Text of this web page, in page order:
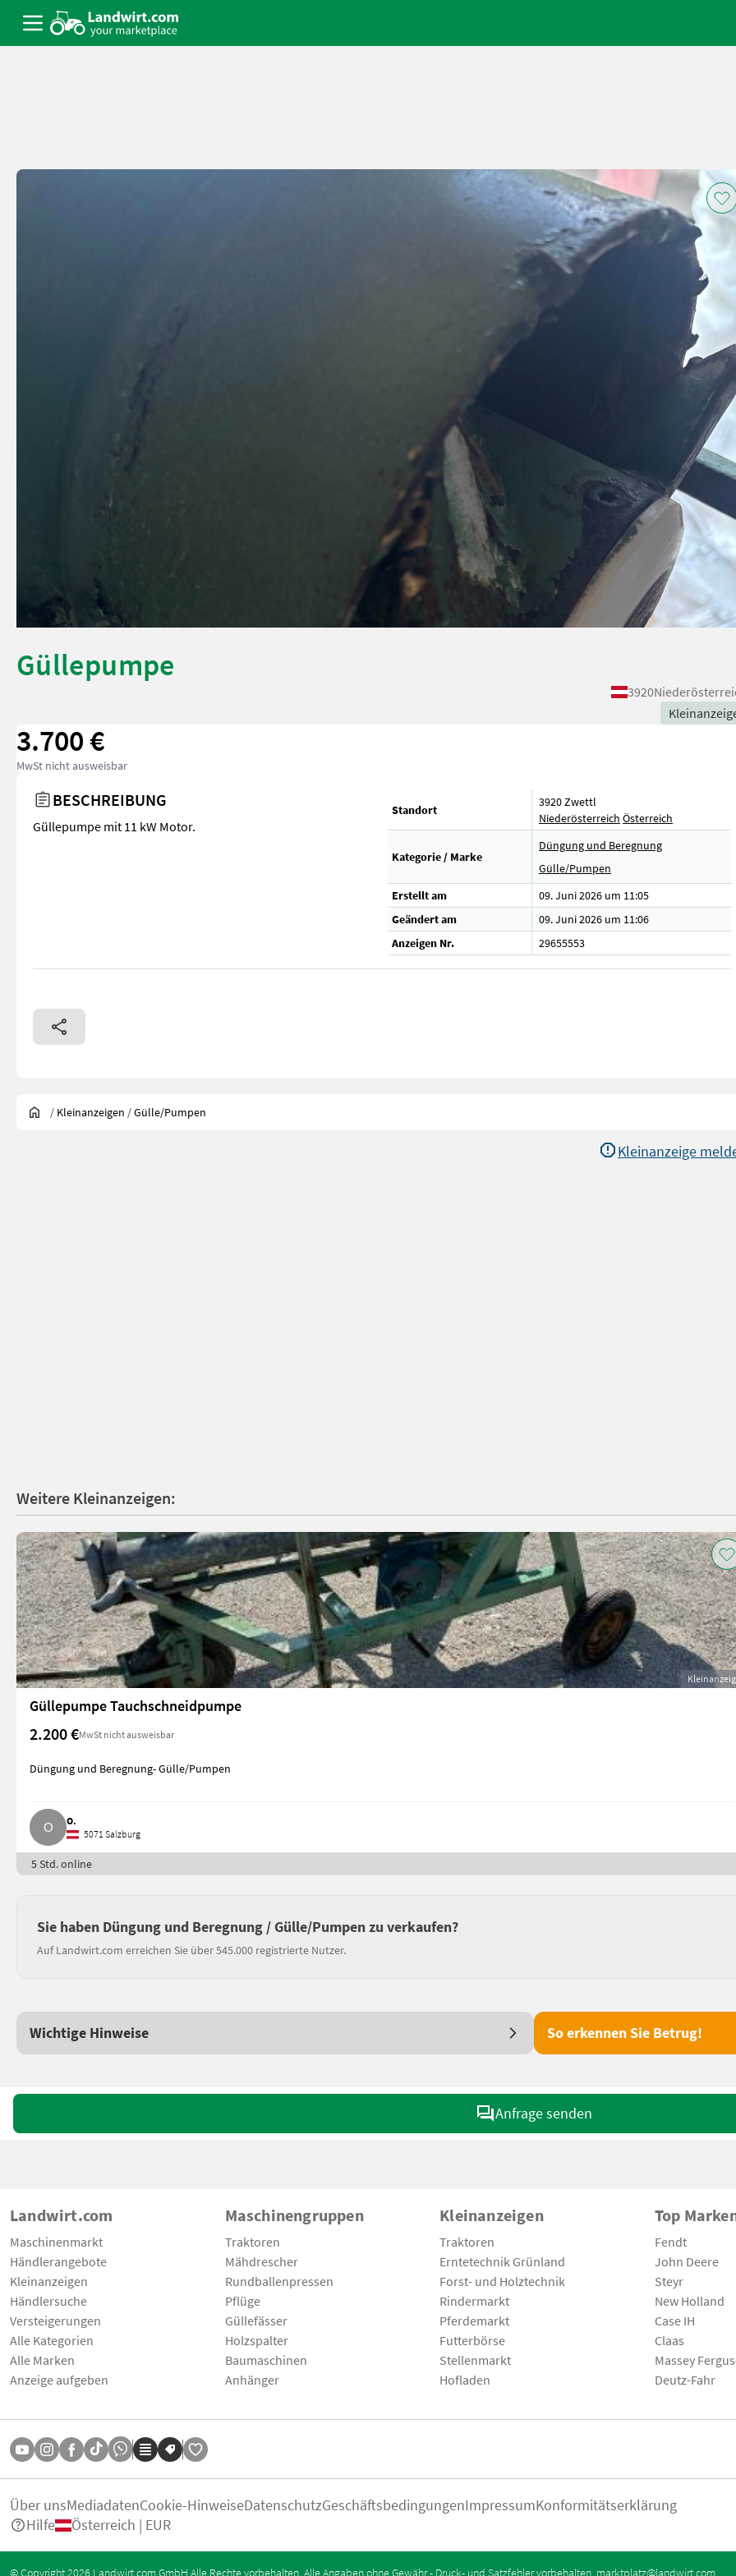
Güllepumpe
3920
3.700 €
MwSt nicht ausweisbar
BESCHREIBUNG
Güllepumpe mit 11 kW Motor.
Standort
3920 Zwettl
Niederösterreich Österreich
Kategorie / Marke
Düngung und Beregnung
Gülle/Pumpen
Erstellt am
09. Juni 2026 um 11:05
Geändert am
09. Juni 2026 um 11:06
Anzeigen Nr.
29655553
/ Kleinanzeigen /Gülle/Pumpen
Kleinanzeige
Weitere Kleinanzeigen:
Güllepumpe Tauchschneidpumpe
2.200 €MwSt nicht ausweisbar
Düngung und Beregnung- Gülle/Pumpen
O.
5071 Salzburg
5 Std. online
Sie haben Düngung und Beregnung / Gülle/Pumpen zu verkaufen?
Auf Landwirt.com erreichen Sie über 545.000 registrierte Nutzer.
Wichtige Hinweise So erkennen Sie Betrug!
Anfrage senden
Landwirt.com
Maschinenmarkt
Händlerangebote
Kleinanzeigen
Händlersuche
Versteigerungen
Alle Kategorien
Alle Marken
Anzeige aufgeben
Maschinengruppen
Traktoren
Mähdrescher
Rundballenpressen
Pflüge
Güllefässer
Holzspalter
Baumaschinen
Anhänger
Kleinanzeigen
Traktoren
Erntetechnik Grünland
Forst- und Holztechnik
Rindermarkt
Pferdemarkt
Futterbörse
Stellenmarkt
Hofladen
Top
Fendt
John Deere
Steyr
New Holland
Case IH
Claas
Massey
Deutz-Fahr
Über unsMediadatenCookie-HinweiseDatenschutzGeschäftsbedingungenImpressumKonformitätserklärung
Hilfe
Österreich | EUR
© Copyright 2026 Landwirt.com GmbH Alle Rechte vorbehalten. Alle Angaben ohne Gewähr - Druck- und Satzfehler vorbehalten. marktplatz@landwirt.com